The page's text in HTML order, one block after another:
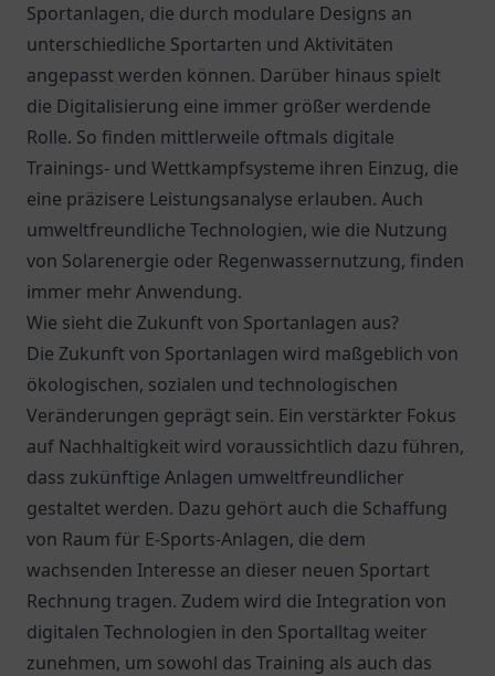
Sportanlagen, die durch modulare Designs an
unterschiedliche Sportarten und Aktivitäten
angepasst werden können. Darüber hinaus spielt
die Digitalisierung eine immer größer werdende
Rolle. So finden mittlerweile oftmals digitale
Trainings- und Wettkampfsysteme ihren Einzug, die
eine präzisere Leistungsanalyse erlauben. Auch
umweltfreundliche Technologien, wie die Nutzung
von Solarenergie oder Regenwassernutzung, finden
immer mehr Anwendung.
Wie sieht die Zukunft von Sportanlagen aus?
Die Zukunft von Sportanlagen wird maßgeblich von
ökologischen, sozialen und technologischen
Veränderungen geprägt sein. Ein verstärkter Fokus
auf Nachhaltigkeit wird voraussichtlich dazu führen,
dass zukünftige Anlagen umweltfreundlicher
gestaltet werden. Dazu gehört auch die Schaffung
von Raum für E-Sports-Anlagen, die dem
wachsenden Interesse an dieser neuen Sportart
Rechnung tragen. Zudem wird die Integration von
digitalen Technologien in den Sportalltag weiter
zunehmen, um sowohl das Training als auch das